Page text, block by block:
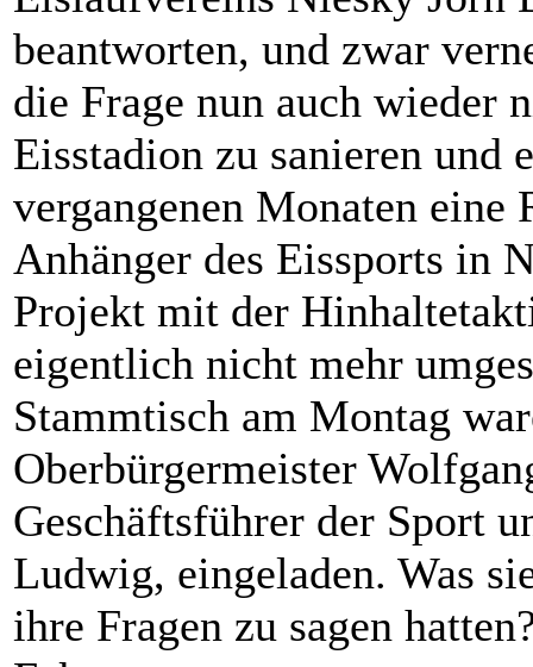
beantworten, und zwar
die Frage nun auch wieder
Eisstadion zu sanieren und
vergangenen Monaten
Anhänger des Eissports in
Projekt mit der
eigentlich nicht mehr
Stammtisch am Montag
Oberbürgermeister
Geschäftsführer der Sport
Ludwig, eingeladen. Was
ihre Fragen zu sagen